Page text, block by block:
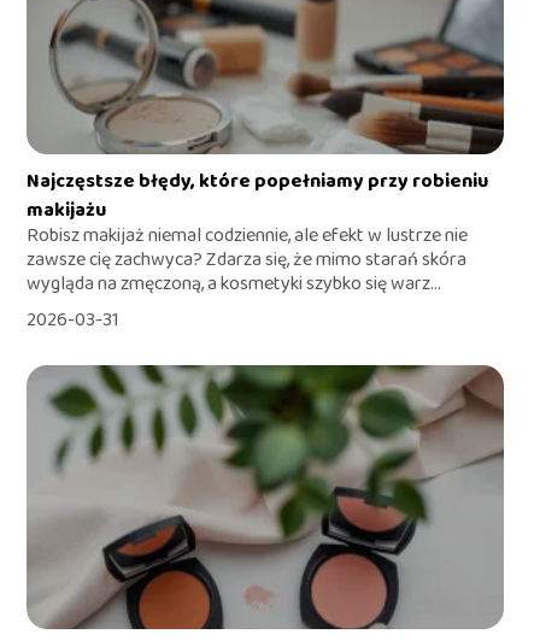
Najczęstsze błędy, które popełniamy przy robieniu
makijażu
Robisz makijaż niemal codziennie, ale efekt w lustrze nie
zawsze cię zachwyca? Zdarza się, że mimo starań skóra
wygląda na zmęczoną, a kosmetyki szybko się warz...
2026-03-31